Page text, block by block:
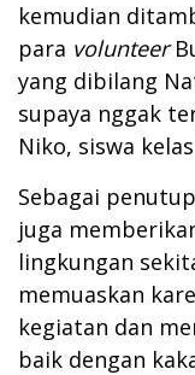
kemudian
para volunteer
yang dibilang
supaya nggak
Niko, siswa
Sebagai
juga
lingkungan
memuaskan
kegiatan dan
baik dengan